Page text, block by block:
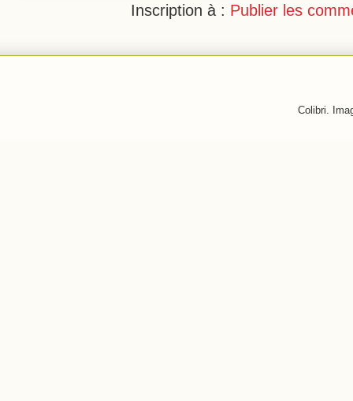
Inscription à : Publier les
Colibri.